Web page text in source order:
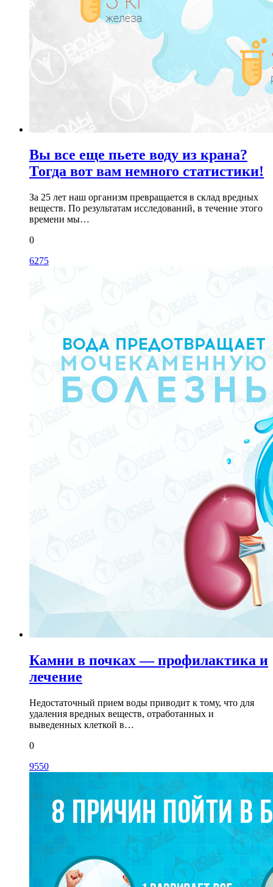
Вы все еще пьете воду из крана?
Тогда вот вам немного статистики!
За 25 лет наш организм превращается в склад вредных
веществ. По результатам исследований, в течение этого
времени мы…
0
6275
Камни в почках — профилактика и
лечение
Недостаточный прием воды приводит к тому, что для
удаления вредных веществ, отработанных и
выведенных клеткой в…
0
9550